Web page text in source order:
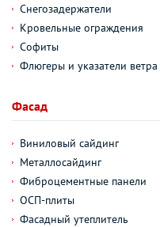
Снегозадержатели
Кровельные ограждения
Софиты
Флюгеры и указатели ветра
Фасад
Виниловый сайдинг
Металлосайдинг
Фиброцементные панели
ОСП-плиты
Фасадный утеплитель